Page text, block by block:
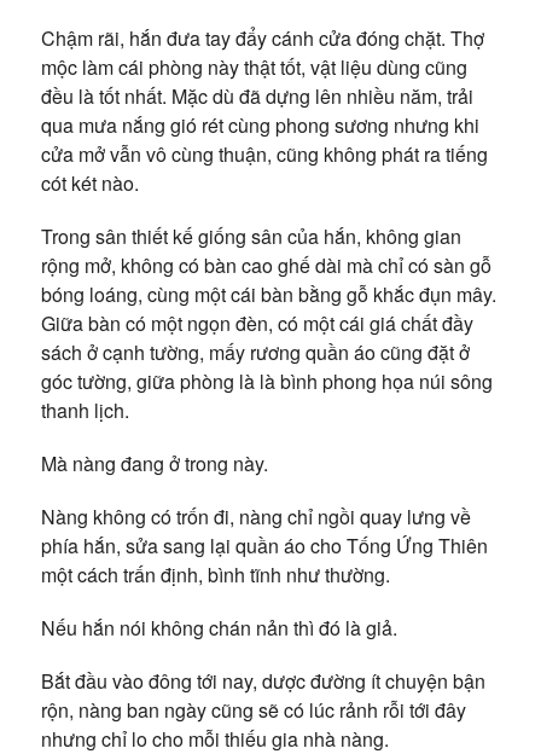
Chậm rãi, hắn đưa tay đẩy cánh cửa đóng chặt. Thợ
mộc làm cái phòng này thật tốt, vật liệu dùng cũng
đều là tốt nhất. Mặc dù đã dựng lên nhiều năm, trải
qua mưa nắng gió rét cùng phong sương nhưng khi
cửa mở vẫn vô cùng thuận, cũng không phát ra tiếng
cót két nào.
Trong sân thiết kế giống sân của hắn, không gian
rộng mở, không có bàn cao ghế dài mà chỉ có sàn gỗ
bóng loáng, cùng một cái bàn bằng gỗ khắc đụn mây.
Giữa bàn có một ngọn đèn, có một cái giá chất đầy
sách ở cạnh tường, mấy rương quần áo cũng đặt ở
góc tường, giữa phòng là là bình phong họa núi sông
thanh lịch.
Mà nàng đang ở trong này.
Nàng không có trốn đi, nàng chỉ ngồi quay lưng về
phía hắn, sửa sang lại quần áo cho Tống Ứng Thiên
một cách trấn định, bình tĩnh như thường.
Nếu hắn nói không chán nản thì đó là giả.
Bắt đầu vào đông tới nay, dược đường ít chuyện bận
rộn, nàng ban ngày cũng sẽ có lúc rảnh rỗi tới đây
nhưng chỉ lo cho mỗi thiếu gia nhà nàng.